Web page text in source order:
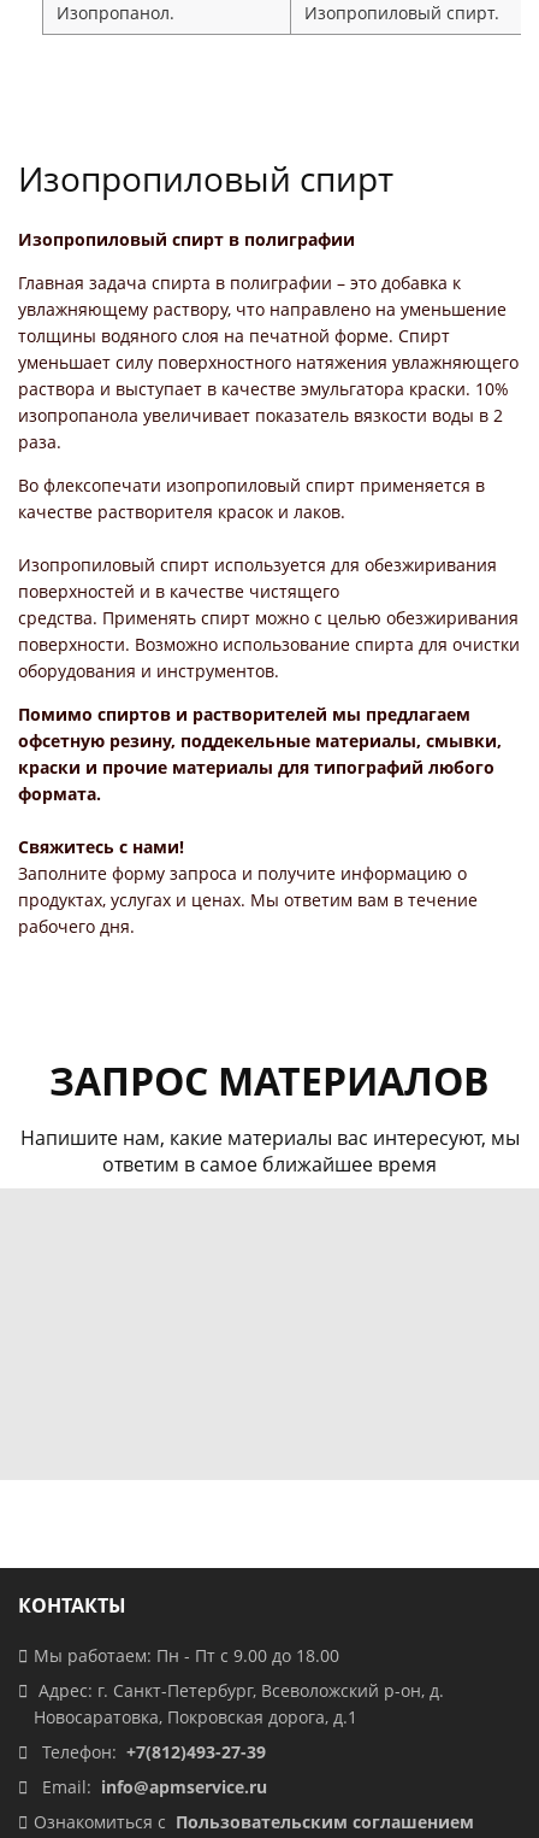
Изопропанол.
Изопропиловый спирт.
Изопропиловый спирт
Изопропиловый спирт в полиграфии
Главная задача спирта в полиграфии – это добавка к
увлажняющему раствору, что направлено на уменьшение
толщины водяного слоя на печатной форме. Спирт
уменьшает силу поверхностного натяжения увлажняющего
раствора и выступает в качестве эмульгатора краски. 10%
изопропанола увеличивает показатель вязкости воды в 2
раза.
Во флексопечати изопропиловый спирт применяется в
качестве растворителя красок и лаков.
Изопропиловый спирт используется для обезжиривания
поверхностей и в качестве чистящего
средства. Применять спирт можно с целью обезжиривания
поверхности. Возможно использование спирта для очистки
оборудования и инструментов.
Помимо спиртов и растворителей мы предлагаем
офсетную резину, поддекельные материалы, смывки,
краски и прочие материалы для типографий любого
формата.
Свяжитесь с нами!
Заполните форму запроса и получите информацию о
продуктах, услугах и ценах. Мы ответим вам в течение
рабочего дня.
ЗАПРОС МАТЕРИАЛОВ
Напишите нам, какие материалы вас интересуют, мы
ответим в самое ближайшее время
КОНТАКТЫ
Мы работаем: Пн - Пт с 9.00 до 18.00
Адрес: г. Санкт-Петербург, Всеволожский р-он, д.
Новосаратовка, Покровская дорога, д.1
Телефон: +7(812)493-27-39
Email: info@apmservice.ru
Ознакомиться с Пользовательским соглашением